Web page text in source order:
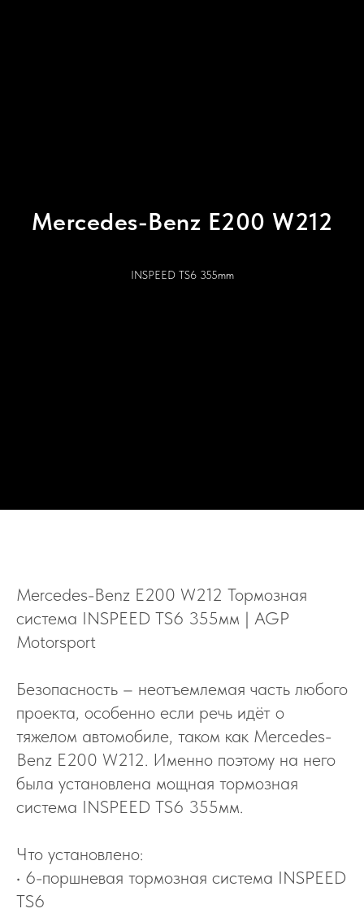
Mercedes-Benz E200 W212
INSPEED TS6 355mm
Mercedes-Benz E200 W212 Тормозная
система INSPEED TS6 355мм | AGP
Motorsport
Безопасность – неотъемлемая часть любого
проекта, особенно если речь идёт о
тяжелом автомобиле, таком как Mercedes-
Benz E200 W212. Именно поэтому на него
была установлена мощная тормозная
система INSPEED TS6 355мм.
Что установлено:
• 6-поршневая тормозная система INSPEED
TS6